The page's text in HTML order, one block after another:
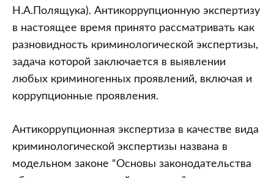
Н.А.Полящука). Антикоррупционную экспертизу
в настоящее время принято рассматривать как
разновидность криминологической экспертизы,
задача которой заключается в выявлении
любых криминогенных проявлений, включая и
коррупционные проявления.
Антикоррупционная экспертиза в качестве вида
криминологической экспертизы названа в
модельном законе “Основы законодательства